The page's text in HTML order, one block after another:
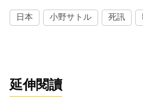
日本 小野サトル 死訊
延伸閱讀